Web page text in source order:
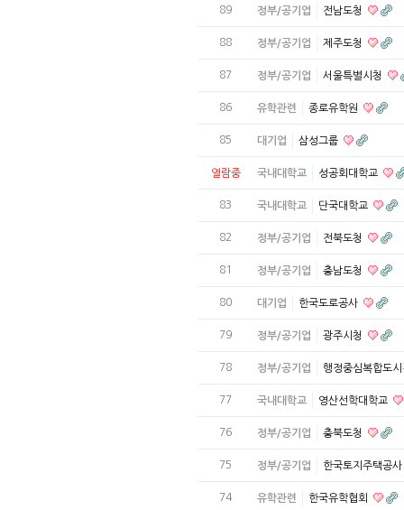
89 정부/공기업 전남도청
88 정부/공기업 제주도청
87 정부/공기업 서울특별시청
86 유학관련 종로유학원
85 대기업 삼성그룹
열람중 국내대학교 성공회대학교
83 국내대학교 단국대학교
82 정부/공기업 전북도청
81 정부/공기업 충남도청
80 대기업 한국도로공사
79 정부/공기업 광주시청
78 정부/공기업 행정중심복합도
77 국내대학교 영산선학대학교
76 정부/공기업 충북도청
75 정부/공기업 한국토지주택공사
74 유학관련 한국유학협회